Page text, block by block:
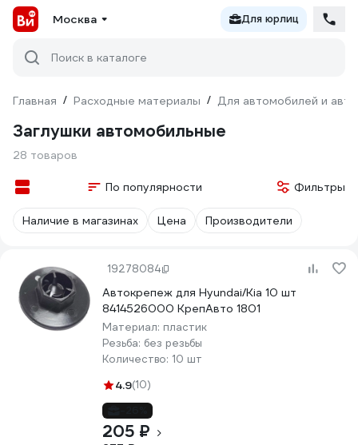
Москва Для юрлиц
Поиск в каталоге
Главная / Расходные материалы / Для автомобилей и
Заглушки автомобильные
28 товаров
По популярности Фильтры
Наличие в магазинах Цена Производители
19278084
Автокрепеж для Hyundai/Kia 10 шт
8414526000 КрепАвто 1801
Материал: пластик
Резьба: без резьбы
Количество: 10 шт
4.9(10)
205 ₽